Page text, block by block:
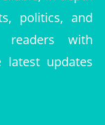
politics, and
readers with
latest updates